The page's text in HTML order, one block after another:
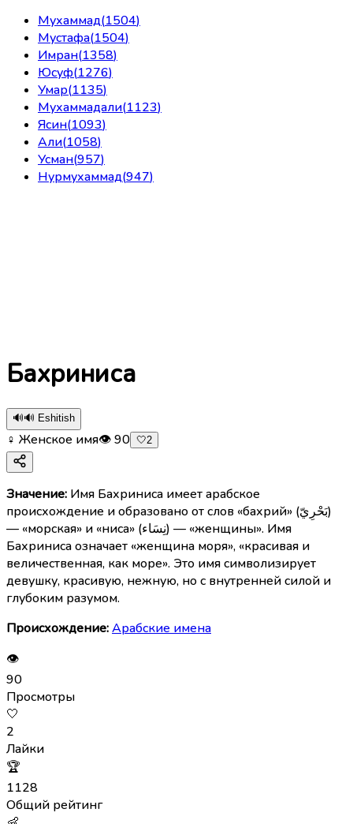
Мухаммад(1504)
Мустафа(1504)
Имран(1358)
Юсуф(1276)
Умар(1135)
Мухаммадали(1123)
Ясин(1093)
Али(1058)
Усман(957)
Нурмухаммад(947)
Бахриниса
🔊🔊 Eshitish
♀ Женское имя👁90 🤍2
Значение: Имя Бахриниса имеет арабское
происхождение и образовано от слов «бахрий» (بَحْرِيّ)
— «морская» и «ниса» (نِسَاء) — «женщины». Имя
Бахриниса означает «женщина моря», «красивая и
величественная, как море». Это имя символизирует
девушку, красивую, нежную, но с внутренней силой и
глубоким разумом.
Происхождение:Арабские имена
👁
90
Просмотры
🤍
2
Лайки
🏆
1128
Общий рейтинг